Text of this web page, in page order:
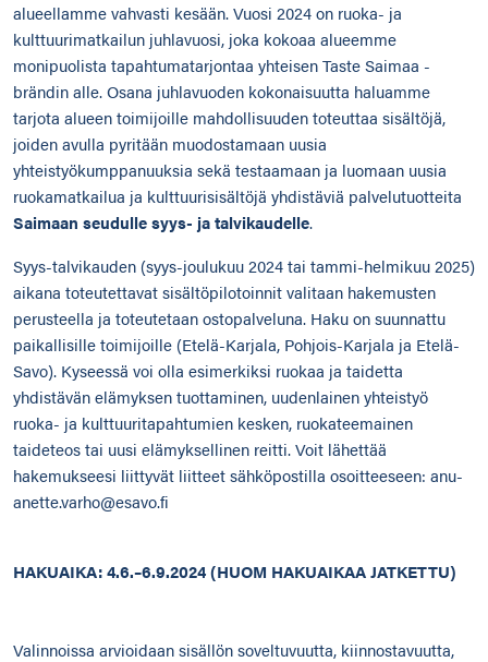
alueellamme vahvasti kesään. Vuosi 2024 on ruoka- ja
kulttuurimatkailun juhlavuosi, joka kokoaa alueemme
monipuolista tapahtumatarjontaa yhteisen Taste Saimaa -
brändin alle. Osana juhlavuoden kokonaisuutta haluamme
tarjota alueen toimijoille mahdollisuuden toteuttaa sisältöjä,
joiden avulla pyritään muodostamaan uusia
yhteistyökumppanuuksia sekä testaamaan ja luomaan uusia
ruokamatkailua ja kulttuurisisältöjä yhdistäviä palvelutuotteita
Saimaan seudulle syys- ja talvikaudelle.
Syys-talvikauden (syys-joulukuu 2024 tai tammi-helmikuu 2025)
aikana toteutettavat sisältöpilotoinnit valitaan hakemusten
perusteella ja toteutetaan ostopalveluna. Haku on suunnattu
paikallisille toimijoille (Etelä-Karjala, Pohjois-Karjala ja Etelä-
Savo). Kyseessä voi olla esimerkiksi ruokaa ja taidetta
yhdistävän elämyksen tuottaminen, uudenlainen yhteistyö
ruoka- ja kulttuuritapahtumien kesken, ruokateemainen
taideteos tai uusi elämyksellinen reitti. Voit lähettää
hakemukseesi liittyvät liitteet sähköpostilla osoitteeseen: anu-
anette.varho@esavo.fi
HAKUAIKA: 4.6.–6.9.2024 (HUOM HAKUAIKAA JATKETTU)
Valinnoissa arvioidaan sisällön soveltuvuutta, kiinnostavuutta,